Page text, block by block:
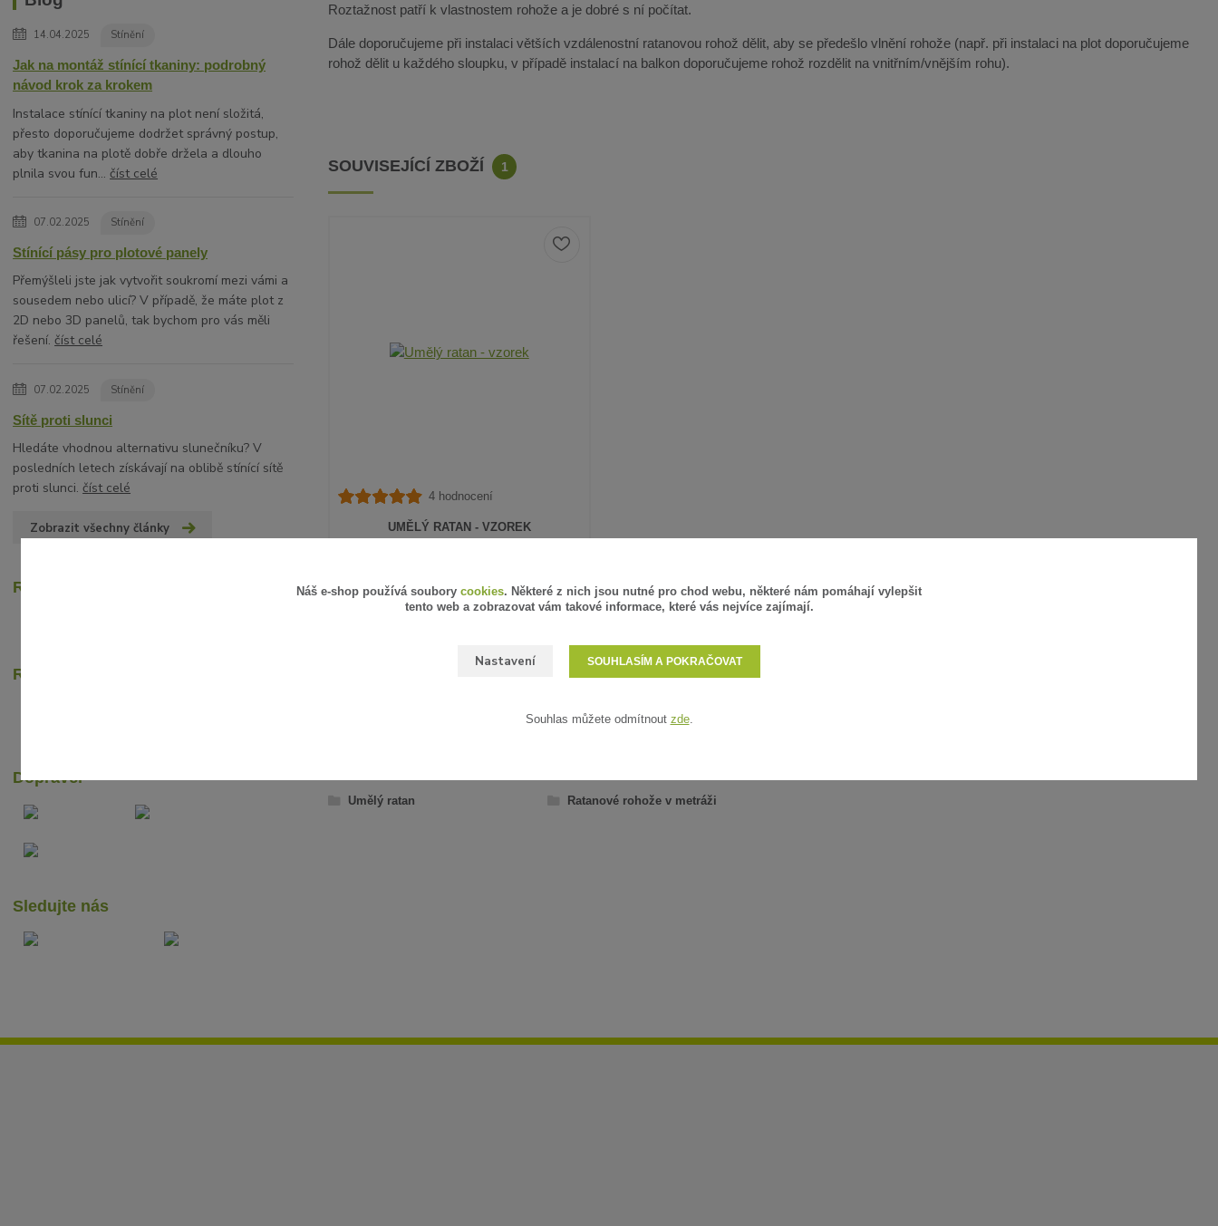
14.04.2025 Stínění
Jak na montáž stínící tkaniny: podrobný
návod krok za krokem
Instalace stínící tkaniny na plot není složitá,
přesto doporučujeme dodržet správný postup,
aby tkanina na plotě dobře držela a dlouho
plnila svou fun...číst celé
07.02.2025 Stínění
Stínící pásy pro plotové panely
Přemýšleli jste jak vytvořit soukromí mezi vámi a
sousedem nebo ulicí? V případě, že máte plot z
2D nebo 3D panelů, tak bychom pro vás měli
řešení.číst celé
07.02.2025 Stínění
Sítě proti slunci
Hledáte vhodnou alternativu slunečníku? V
posledních letech získávají na oblibě stínící sítě
proti slunci.číst celé
Zobrazit všechny články
Recenze zákazníků
Rychlé online platby
Dopravci
Sledujte nás
Roztažnost patří k vlastnostem rohože a je dobré s ní počítat.
Dále doporučujeme při instalaci větších vzdálenostní ratanovou rohož dělit, aby se předešlo vlnění rohože (např. při instalaci na plot doporučujeme
rohož dělit u každého sloupku, v případě instalací na balkon doporučujeme rohož rozdělit na vnitřním/vnějším rohu).
SOUVISEJÍCÍ ZBOŽÍ 1
4 hodnocení
UMĚLÝ RATAN - VZOREK
ZVOLIT VARIANTU
Umělý ratan Ratanové rohože v metráži
Náš e-shop používá soubory cookies. Některé z nich jsou nutné pro chod webu, některé nám pomáhají vylepšit
tento web a zobrazovat vám takové informace, které vás nejvíce zajímají.
Nastavení SOUHLASÍM A POKRAČOVAT
Souhlas můžete odmítnout zde.